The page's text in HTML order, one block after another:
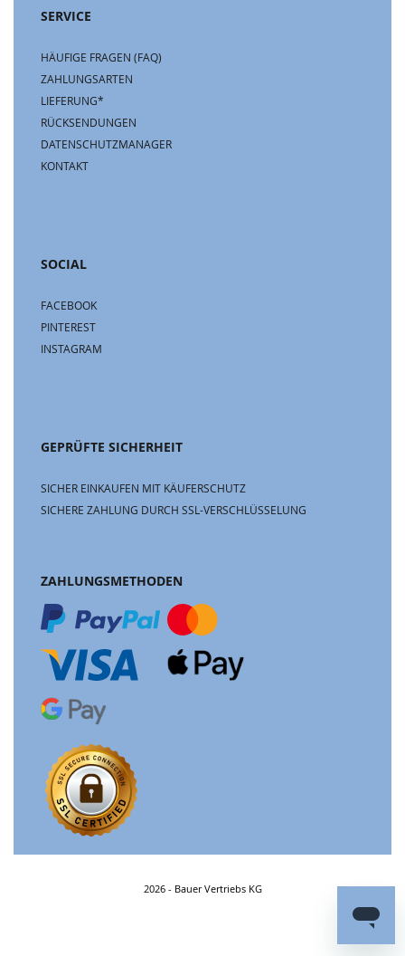
SERVICE
HÄUFIGE FRAGEN (FAQ)
ZAHLUNGSARTEN
LIEFERUNG*
RÜCKSENDUNGEN
DATENSCHUTZMANAGER
KONTAKT
SOCIAL
FACEBOOK
PINTEREST
INSTAGRAM
GEPRÜFTE SICHERHEIT
SICHER EINKAUFEN MIT KÄUFERSCHUTZ
SICHERE ZAHLUNG DURCH SSL-VERSCHLÜSSELUNG
ZAHLUNGSMETHODEN
2026 - Bauer Vertriebs KG